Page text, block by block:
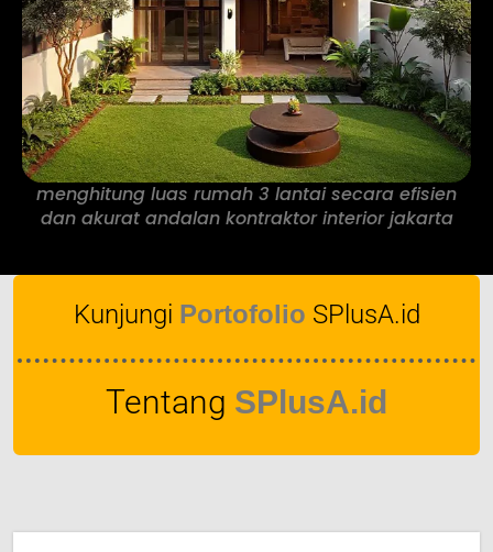
menghitung luas rumah 3 lantai secara efisien
dan akurat andalan kontraktor interior jakarta
Kunjungi Portofolio SPlusA.id
Tentang SPlusA.id